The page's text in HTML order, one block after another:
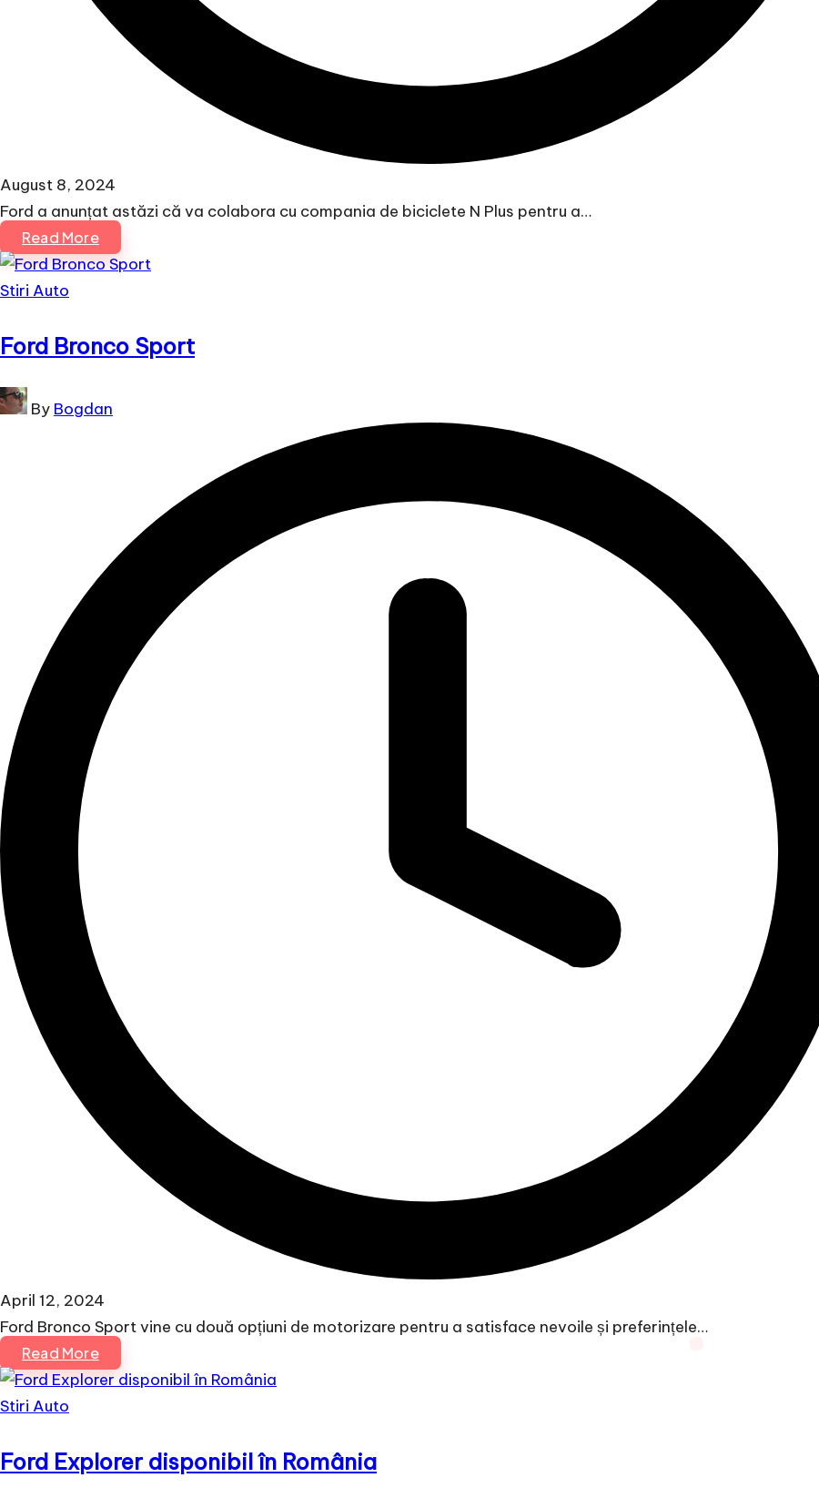
August 8, 2024
Ford a anunțat astăzi că va colabora cu compania de biciclete N Plus pentru a…
Read More
Posted
Stiri Auto
Ford Bronco Sport
PostedBy Bogdan
April 12, 2024
Ford Bronco Sport vine cu două opțiuni de motorizare pentru a satisface nevoile și preferințele…
Read More
Posted
Stiri Auto
Ford Explorer disponibil în România